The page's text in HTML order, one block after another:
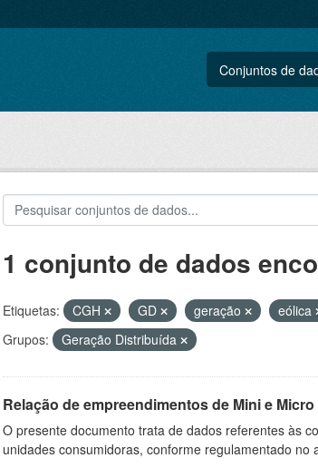
Conjuntos de
1 conjunto de dados
Etiquetas: CGH GD geração eólica
Grupos:
Geração Distribuída
Relação de empreendimentos de Mini e
O presente documento trata de dados referentes às
unidades consumidoras, conforme regulamentado no